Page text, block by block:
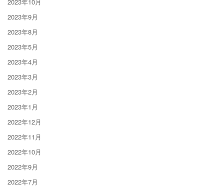
2023年9月
2023年8月
2023年5月
2023年4月
2023年3月
2023年2月
2023年1月
2022年12月
2022年11月
2022年10月
2022年9月
2022年7月